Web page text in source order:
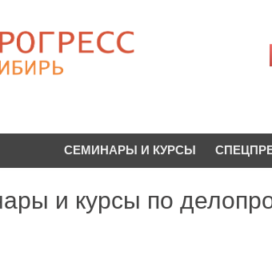
СЕМИНАРЫ И КУРСЫ
и курсы по